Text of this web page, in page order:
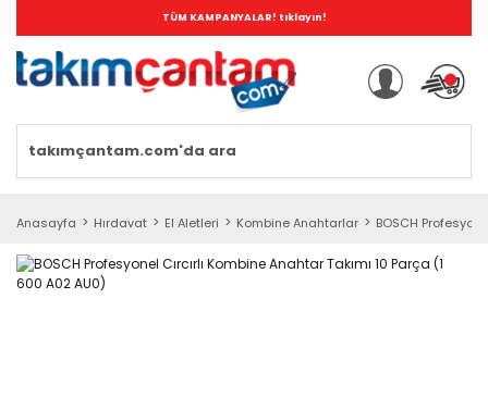
TÜM KAMPANYALAR! tıklayın!
Anasayfa Hırdavat El Aletleri Kombine Anahtarlar BOSCH